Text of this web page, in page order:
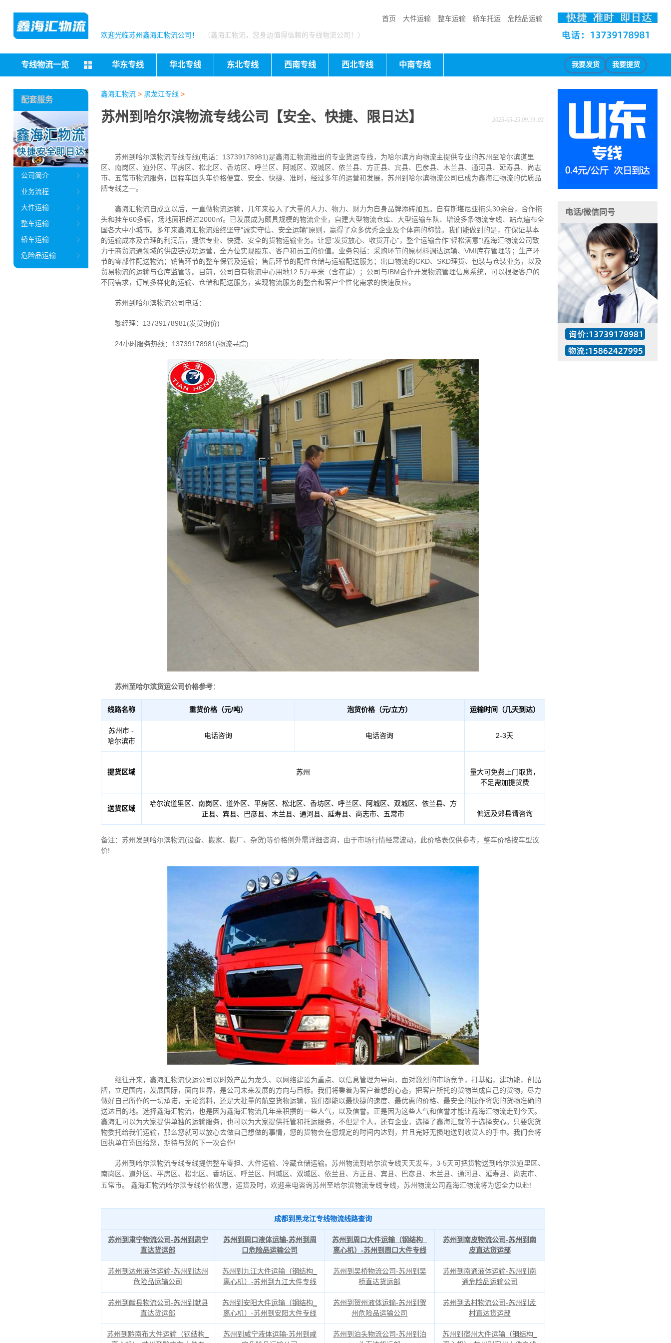
首页 大件运输 整车运输 轿车托运 危险品运输
欢迎光临苏州鑫海汇物流公司！ （鑫海汇物流，您身边值得信赖的专线物流公司！）
专线物流一览 华东专线 华北专线 东北专线 西南专线 西北专线 中南专线 我要发货 我要提货
鑫海汇物流> 黑龙江专线 >
苏州到哈尔滨物流专线公司【安全、快捷、限日达】 2025-05-25 09:31:02
苏州到哈尔滨物流专线专线(电话：13739178981)是鑫海汇物流推出的专业货运专线，为哈尔滨方向物流主提供专业的苏州至哈尔滨道里
区、南岗区、道外区、平房区、松北区、香坊区、呼兰区、阿城区、双城区、依兰县、方正县、宾县、巴彦县、木兰县、通河县、延寿县、尚志
市、五常市物流服务，回程车回头车价格便宜、安全、快捷、准时，经过多年的运营和发展，苏州到哈尔滨物流公司已成为鑫海汇物流的优质品
牌专线之一。
鑫海汇物流自成立以后，一直做物流运输，几年来投入了大量的人力、物力、财力为自身品牌添砖加瓦。自有斯堪尼亚拖头30余台，合作拖
头和挂车60多辆，场地面积超过2000㎡。已发展成为颇具规模的物流企业，自建大型物流仓库、大型运输车队、增设多条物流专线、站点遍布全
国各大中小城市。多年来鑫海汇物流始终坚守"诚实守信、安全运输"原则，赢得了众多优秀企业及个体商的称赞。我们能做到的是，在保证基本
的运输成本及合理的利润后，提供专业、快捷、安全的货物运输业务。让您"发货放心、收货开心"，整个运输合作"轻松满意"!鑫海汇物流公司致
力于商贸流通领域的供应链成功运营，全方位实现股东、客户和员工的价值。业务包括：采购环节的原材料调达运输、VMI库存管理等；生产环
节的零部件配送物流；销售环节的整车保管及运输；售后环节的配件仓储与运输配送服务；出口物流的CKD、SKD理货、包装与仓装业务，以及
贸易物流的运输与仓库监管等。目前，公司自有物流中心用地12.5万平米（含在建）；公司与IBM合作开发物流管理信息系统，可以根据客户的
不同需求，订制多样化的运输、仓储和配送服务，实现物流服务的整合和客户个性化需求的快速反应。
苏州到哈尔滨物流公司电话：
黎经理：13739178981(发货询价)
24小时服务热线：13739178981(物流寻踪)
苏州至哈尔滨货运公司价格参考：
线路名称 重货价格（元/吨） 泡货价格（元/立方） 运输时间（几天到达）
苏州市 -
哈尔滨市
电话咨询 电话咨询 2-3天
提货区域 苏州
量大可免费上门取货，
不足需加提货费
送货区域
哈尔滨道里区、南岗区、道外区、平房区、松北区、香坊区、呼兰区、阿城区、双城区、依兰县、方
正县、宾县、巴彦县、木兰县、通河县、延寿县、尚志市、五常市
偏远及郊县请咨询
备注：苏州发到哈尔滨物流(设备、搬家、搬厂、杂货)等价格例外需详细咨询，由于市场行情经常波动，此价格表仅供参考，整车价格按车型议
价!
继往开来，鑫海汇物流快运公司以时效产品为龙头、以网络建设为重点、以信息管理为导向，面对激烈的市场竞争，打基础，建功能，创品
牌，立足国内，发展国际，面向世界，是公司未来发展的方向与目标。我们将秉着为客户着想的心态，把客户所托的货物当成自己的货物，尽力
做好自己所作的一切承诺，无论资料，还是大批量的航空货物运输，我们都能以最快捷的速度、最优惠的价格、最安全的操作将您的货物准确的
送达目的地。选择鑫海汇物流，也是因为鑫海汇物流几年来积攒的一些人气，以及信誉。正是因为这些人气和信誉才能让鑫海汇物流走到今天。
鑫海汇可以为大家提供单独的运输服务，也可以为大家提供托管和托运服务，不但是个人，还有企业，选择了鑫海汇就等于选择安心。只要您货
物委托给我们运输，那么您就可以放心去做自己想做的事情，您的货物会在您规定的时间内达到，并且完好无损地送到收货人的手中。我们会将
回执单在寄回给您，期待与您的下一次合作!
苏州到哈尔滨物流专线专线提供整车零担、大件运输、冷藏仓储运输。苏州物流到哈尔滨专线天天发车，3-5天可把货物送到哈尔滨道里区、
南岗区、道外区、平房区、松北区、香坊区、呼兰区、阿城区、双城区、依兰县、方正县、宾县、巴彦县、木兰县、通河县、延寿县、尚志市、
五常市。
鑫海汇物流哈尔滨专线价格优惠，运货及时，欢迎来电咨询苏州至哈尔滨物流专线专线，苏州物流公司鑫海汇物流将为您全力以赴!
成都到黑龙江专线物流线路查询
苏州到肃宁物流公司-苏州到肃宁
直达货运部
苏州到周口液体运输-苏州到周
口危险品运输公司
苏州到周口大件运输（钢结构_
离心机）-苏州到周口大件专线
苏州到南皮物流公司-苏州到南
皮直达货运部
苏州到达州液体运输-苏州到达州
危险品运输公司
苏州到九江大件运输（钢结构_
离心机）-苏州到九江大件专线
苏州到吴桥物流公司-苏州到吴
桥直达货运部
苏州到南通液体运输-苏州到南
通危险品运输公司
苏州到献县物流公司-苏州到献县
直达货运部
苏州到安阳大件运输（钢结构_
离心机）-苏州到安阳大件专线
苏州到贺州液体运输-苏州到贺
州危险品运输公司
苏州到孟村物流公司-苏州到孟
村直达货运部
苏州到黔南布大件运输（钢结构_
苏州到咸宁液体运输-苏州到咸
苏州到泊头物流公司-苏州到泊
苏州到宿州大件运输（钢结构_
配套服务
公司简介
业务流程
大件运输
整车运输
轿车运输
危险品运输
电话/微信同号